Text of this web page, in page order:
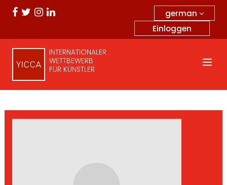
german
Einloggen
INTERNATIONALER
WETTBEWERB
FÜR KÜNSTLER